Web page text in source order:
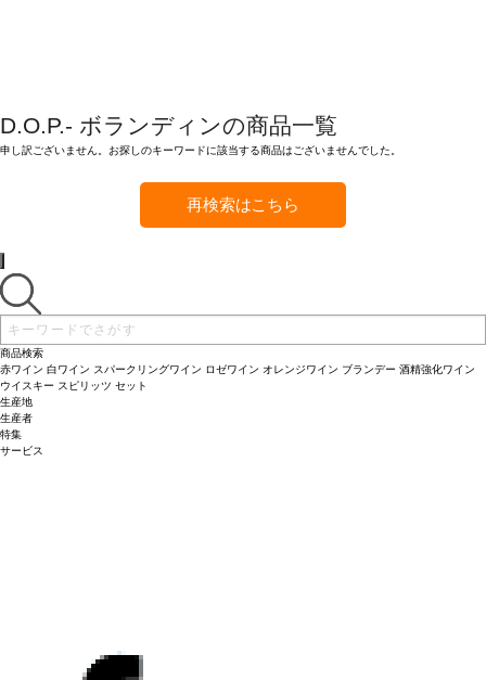
D.O.P.- ボランディンの商品一覧
申し訳ございません。お探しのキーワードに該当する商品はございませんでした。
再検索はこちら
商品検索
赤ワイン 白ワイン スパークリングワイン ロゼワイン オレンジワイン ブランデー 酒精強化ワイン
ウイスキー スピリッツ セット
生産地
生産者
特集
サービス